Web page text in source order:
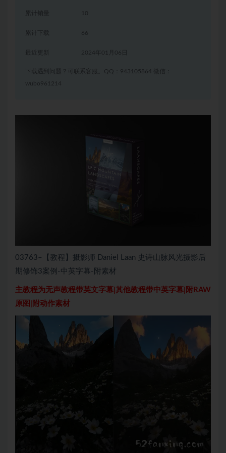
累计销量 10
累计下载 66
2024年01月06日
下载遇到问题？可联系客服。QQ：943105864 微信：
wubo961214
03763–【教程】摄影师 Daniel Laan 史诗山脉风光摄影后
期修饰3案例-中英字幕-附素材
主教程为无声教程带英文字幕|其他教程带中英字幕|附RAW
原图|附动作素材